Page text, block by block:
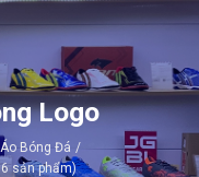
Logo
Bóng Đá /
sản phẩm)